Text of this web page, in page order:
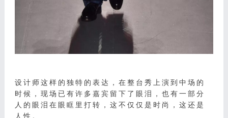
设计师这样的独特的表达，在整台秀上演到中场的
时候，现场已有许多嘉宾留下了眼泪，也有一部分
人的眼泪在眼眶里打转，这不仅仅是时尚，这还是
人性。